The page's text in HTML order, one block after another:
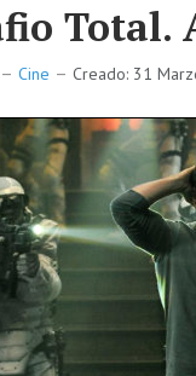
Total.
Cine Creado: 31